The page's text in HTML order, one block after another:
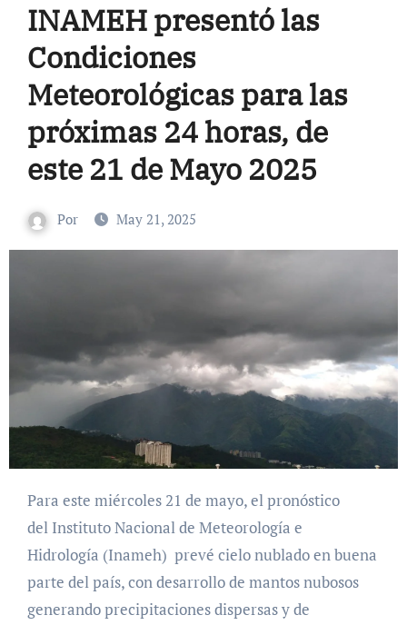
INAMEH presentó las
Condiciones
Meteorológicas para las
próximas 24 horas, de
este 21 de Mayo 2025
Por May 21, 2025
Para este miércoles 21 de mayo, el pronóstico
del Instituto Nacional de Meteorología e
Hidrología (Inameh) prevé cielo nublado en buena
parte del país, con desarrollo de mantos nubosos
generando precipitaciones dispersas y de